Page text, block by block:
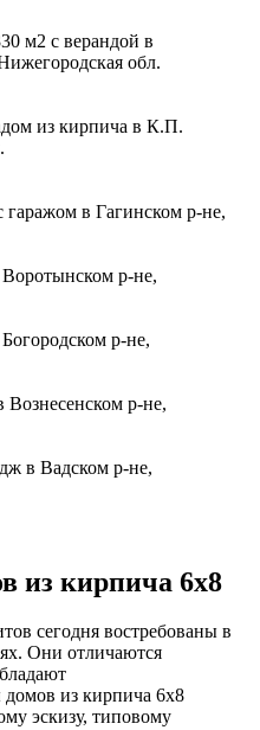
м2 с верандой в
обл.
из кирпича в К.П.
в Гагинском р-не,
р-не,
р-не,
р-не,
в Вадском р-не,
из кирпича 6x8
сегодня востребованы в
Они отличаются
из кирпича 6х8
эскизу, типовому